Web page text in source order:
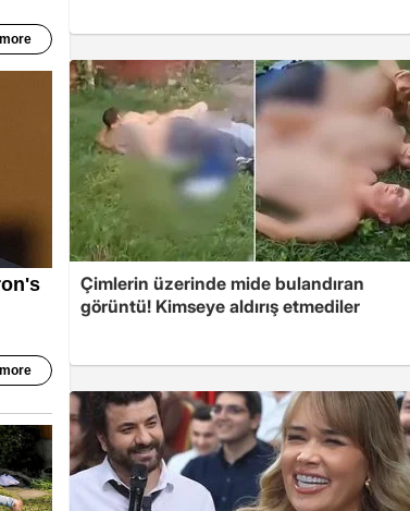
Çimlerin üzerinde mide bulandıran
görüntü! Kimseye aldırış etmediler